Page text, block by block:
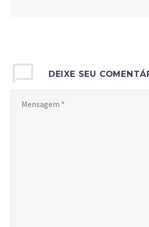
DEIXE SEU